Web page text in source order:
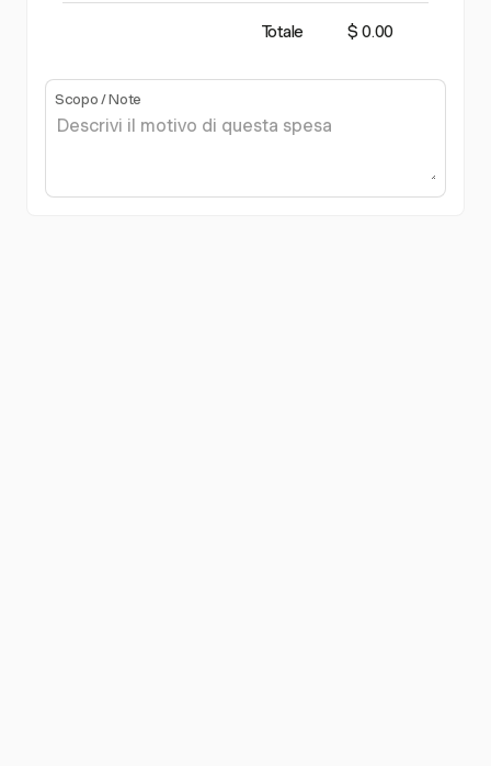
Totale $ 0.00
Scopo / Note